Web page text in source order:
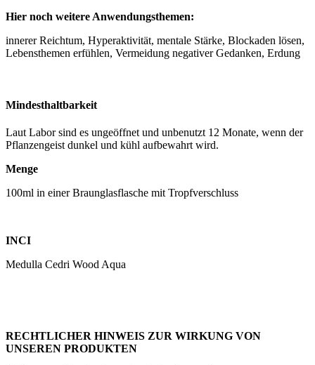
Hier noch weitere Anwendungsthemen:
innerer Reichtum, Hyperaktivität, mentale Stärke, Blockaden lösen,
Lebensthemen erfühlen, Vermeidung negativer Gedanken, Erdung
Mindesthaltbarkeit
Laut Labor sind es ungeöffnet und unbenutzt 12 Monate, wenn der
Pflanzengeist dunkel und kühl aufbewahrt wird.
Menge
100ml in einer Braunglasflasche mit Tropfverschluss
INCI
Medulla Cedri Wood Aqua
RECHTLICHER HINWEIS ZUR WIRKUNG VON
UNSEREN PRODUKTEN